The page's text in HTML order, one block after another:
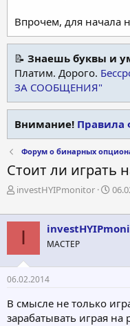
Впрочем, для начала
📝 Знаешь буквы и
Платим. Дорого.
ЗА СООБЩЕНИЯ"
Внимание! Правила
Форум о бинарных
Стоит ли играть
А
т
е
м
ы
investHYIPmonitor
Д
т
а
ч
л
а
I МАСТЕР
06.02.2014
В смысле не только
зарабатывать играя на